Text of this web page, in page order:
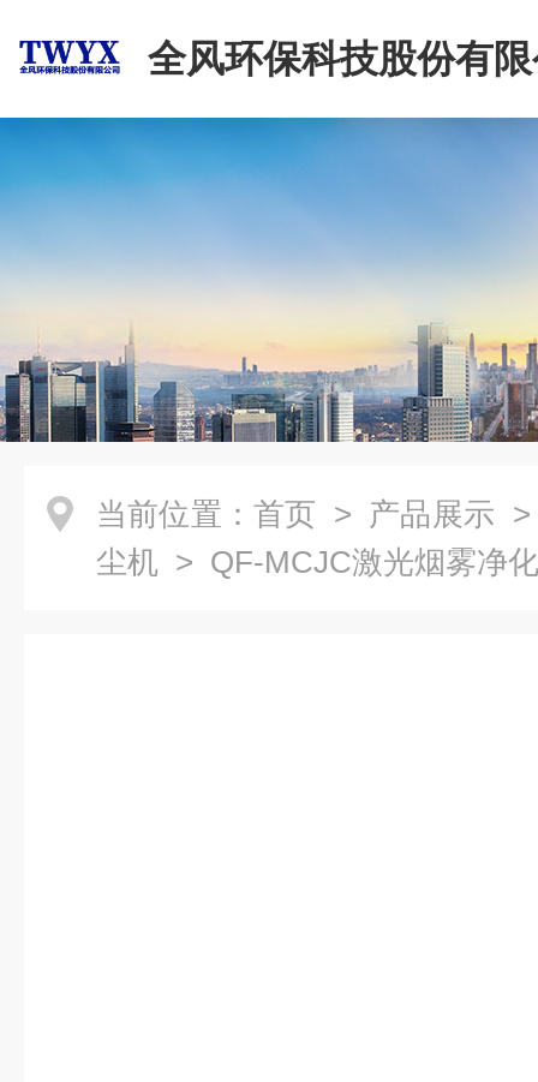
全风环保科技股份有
当前位置： 首页 > 产品展示
尘机 > QF-MCJC激光烟雾净